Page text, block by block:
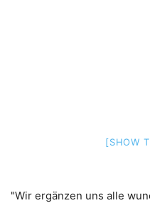
[SHOW
"Wir ergänzen uns alle